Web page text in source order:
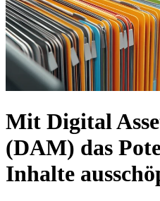
Mit Digital
(DAM) das
Inhalte